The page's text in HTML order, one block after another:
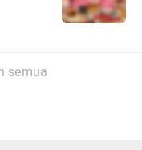
semua